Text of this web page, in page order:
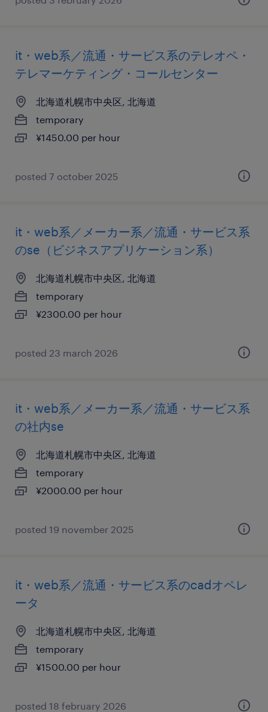
it・web系／流通・サービス系のテレオペ・
テレマーケティング・コールセンター
北海道札幌市中央区, 北海道
temporary
¥1450.00 per hour
posted 7 october 2025
it・web系／メーカー系／流通・サービス系
のse（ビジネスアプリケーション系）
北海道札幌市中央区, 北海道
temporary
¥2300.00 per hour
posted 23 march 2026
it・web系／メーカー系／流通・サービス系
の社内se
北海道札幌市中央区, 北海道
temporary
¥2000.00 per hour
posted 19 november 2025
it・web系／流通・サービス系のcadオペレ
ータ
北海道札幌市中央区, 北海道
temporary
¥1500.00 per hour
posted 18 february 2026